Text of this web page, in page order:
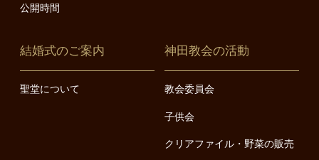
公開時間
結婚式のご案内
聖堂について
神田教会の活動
教会委員会
子供会
クリアファイル・野菜の販売